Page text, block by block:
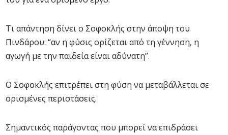
Τι απάντηση δίνει ο Σοφοκλής στην άποψη του
Πινδάρου: “αν η φύσις ορίζεται από τη γέννηση, η
αγωγή με την παιδεία είναι αδύνατη”.
Ο Σοφοκλής επιτρέπει στη φύση να μεταβάλλεται σε
ορισμένες περιστάσεις.
Σημαντικός παράγοντας που μπορεί να επιδράσει